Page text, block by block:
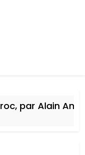
par Alain Amiel